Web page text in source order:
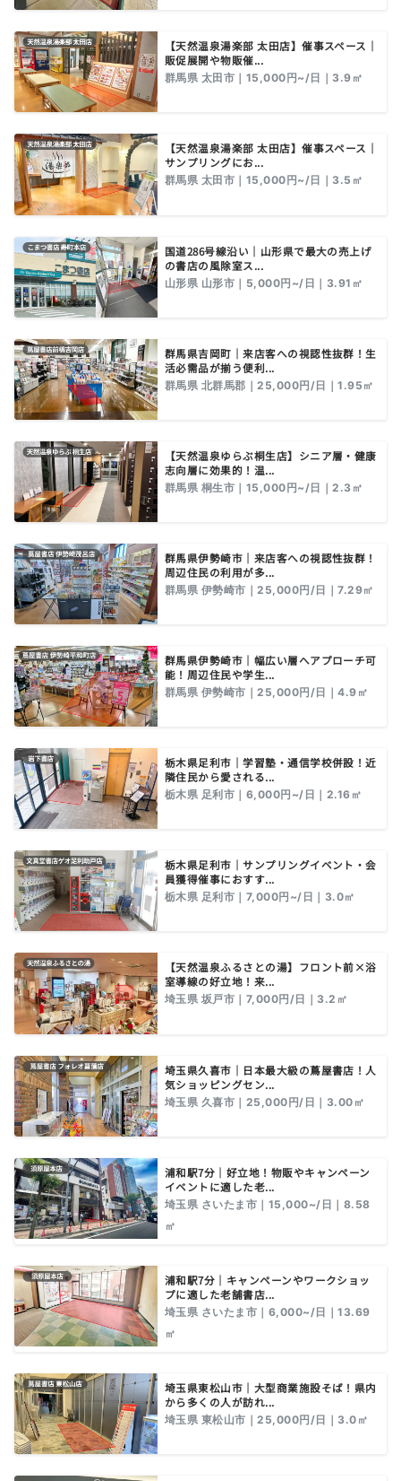
【天然温泉湯楽部 太田店】催事スペース｜
販促展開や物販催...
群馬県 太田市｜15,000円~/日｜3.9㎡
【天然温泉湯楽部 太田店】催事スペース｜
サンプリングにお...
群馬県 太田市｜15,000円~/日｜3.5㎡
国道286号線沿い｜山形県で最大の売上げ
の書店の風除室ス...
山形県 山形市｜5,000円~/日｜3.91㎡
群馬県吉岡町｜来店客への視認性抜群！生
活必需品が揃う便利...
群馬県 北群馬郡｜25,000円/日｜1.95㎡
【天然温泉ゆらぶ桐生店】シニア層・健康
志向層に効果的！温...
群馬県 桐生市｜15,000円~/日｜2.3㎡
群馬県伊勢崎市｜来店客への視認性抜群！
周辺住民の利用が多...
群馬県 伊勢崎市｜25,000円/日｜7.29㎡
群馬県伊勢崎市｜幅広い層へアプローチ可
能！周辺住民や学生...
群馬県 伊勢崎市｜25,000円/日｜4.9㎡
栃木県足利市｜学習塾・通信学校併設！近
隣住民から愛される...
栃木県 足利市｜6,000円~/日｜2.16㎡
栃木県足利市｜サンプリングイベント・会
員獲得催事におすす...
栃木県 足利市｜7,000円~/日｜3.0㎡
【天然温泉ふるさとの湯】フロント前×浴
室導線の好立地！来...
埼玉県 坂戸市｜7,000円/日｜3.2㎡
埼玉県久喜市｜日本最大級の蔦屋書店！人
気ショッピングセン...
埼玉県 久喜市｜25,000円/日｜3.00㎡
浦和駅7分｜好立地！物販やキャンペーン
イベントに適した老...
埼玉県 さいたま市｜15,000~/日｜8.58
㎡
浦和駅7分｜キャンペーンやワークショッ
プに適した老舗書店...
埼玉県 さいたま市｜6,000~/日｜13.69
㎡
埼玉県東松山市｜大型商業施設そば！県内
から多くの人が訪れ...
埼玉県 東松山市｜25,000円/日｜3.0㎡